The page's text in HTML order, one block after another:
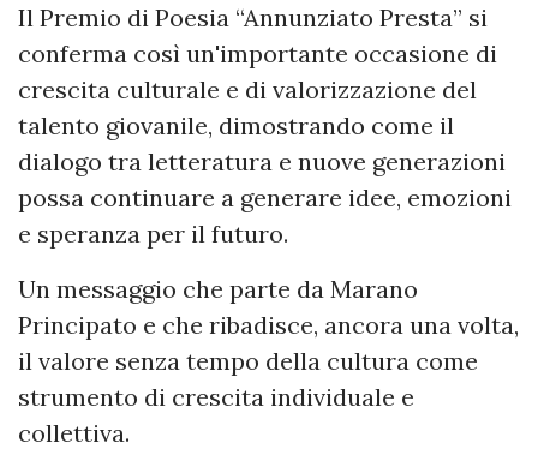
Il Premio di Poesia “Annunziato Presta” si
conferma così un'importante occasione di
crescita culturale e di valorizzazione del
talento giovanile, dimostrando come il
dialogo tra letteratura e nuove generazioni
possa continuare a generare idee, emozioni
e speranza per il futuro.
Un messaggio che parte da Marano
Principato e che ribadisce, ancora una volta,
il valore senza tempo della cultura come
strumento di crescita individuale e
collettiva.